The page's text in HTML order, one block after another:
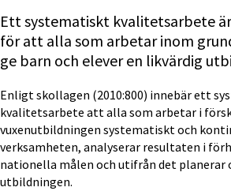
Ett systematiskt kvalitetsarbete
för att alla som arbetar inom
ge barn och elever en likvärdig
Enligt skollagen (2010:800) innebär ett
kvalitetsarbete att alla som arbetar i
vuxenutbildningen systematiskt och
verksamheten, analyserar resultaten i
nationella målen och utifrån det planerar
utbildningen.